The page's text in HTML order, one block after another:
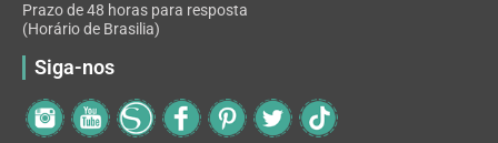
Prazo de 48 horas para resposta
(Horário de Brasilia)
Siga-nos